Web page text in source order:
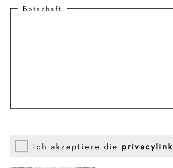
Botschaft
Ich akzeptiere die privacylink